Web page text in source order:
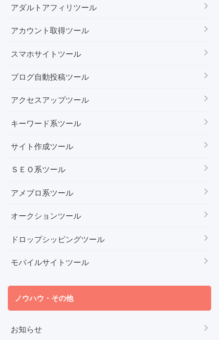
アダルトアフィリツール
アカウント取得ツール
スマホサイトツール
ブログ自動投稿ツール
アクセスアップツール
キーワード系ツール
サイト作成ツール
ＳＥＯ系ツール
アメブロ系ツール
オークションツール
ドロップシッピングツール
モバイルサイトツール
ノウハウ・その他
お知らせ